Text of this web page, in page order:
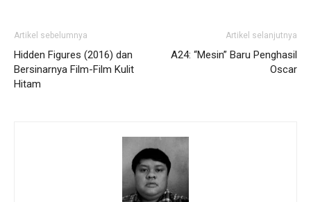
Artikel sebelumnya
Hidden Figures (2016) dan
Bersinarnya Film-Film Kulit
Hitam
Artikel selanjutnya
A24: “Mesin” Baru Penghasil
Oscar